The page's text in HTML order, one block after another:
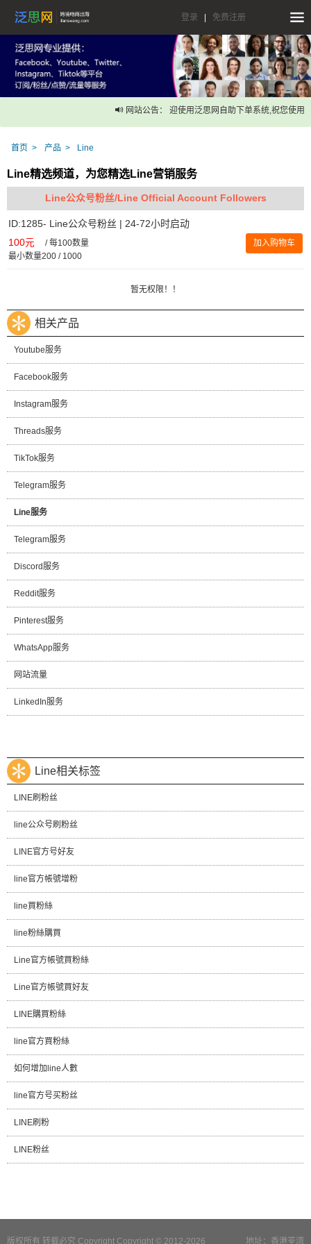
登录 免费注册
网站公告： 迎使用泛思网自助下单系统,祝您使用愉
首页 产品 Line
Line精选频道，为您精选Line营销服务
Line公众号粉丝/Line Official Account Followers
ID:1285- Line公众号粉丝 | 24-72小时启动
100元 /每100数量
最小数量200 / 1000
加入购物车
暂无权限！！
相关产品
Youtube服务
Facebook服务
Instagram服务
Threads服务
TikTok服务
Telegram服务
Line服务
Telegram服务
Discord服务
Reddit服务
Pinterest服务
WhatsApp服务
网站流量
LinkedIn服务
Line相关标签
LINE刷粉丝
line公众号刷粉丝
LINE官方号好友
line官方帳號增粉
line買粉絲
line粉絲購買
Line官方帳號買粉絲
Line官方帳號買好友
LINE購買粉絲
line官方買粉絲
如何增加line人數
line官方号买粉丝
LINE刷粉
LINE粉丝
地址：香港荃湾
版权所有 转载必究 Copyright Copyright © 2012-2026